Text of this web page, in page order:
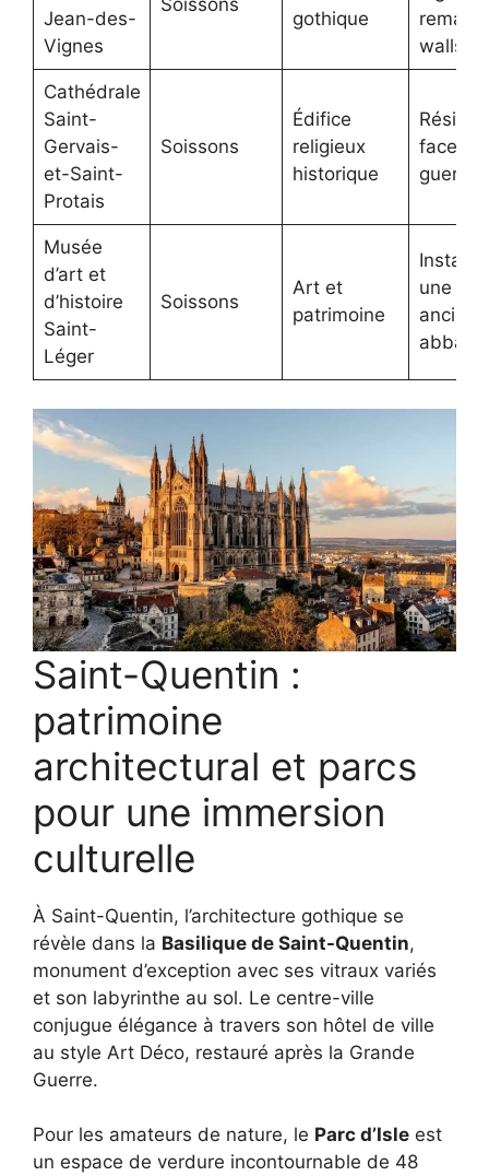
Jean-des-
Vignes
Soissons
gothique
walls
Cathédrale
Saint-
Gervais-
et-Saint-
Protais
Soissons
Édifice
religieux
historique
face à
guerre
Musée
d’art et
d’histoire
Saint-
Léger
Soissons
Art et
patrimoine
Installé
une
abbaye
Saint-Quentin :
patrimoine
architectural et parcs
pour une immersion
culturelle
À Saint-Quentin, l’architecture gothique se
révèle dans la Basilique de Saint-Quentin,
monument d’exception avec ses vitraux variés
et son labyrinthe au sol. Le centre-ville
conjugue élégance à travers son hôtel de ville
au style Art Déco, restauré après la Grande
Guerre.
Pour les amateurs de nature, le Parc d’Isle est
un espace de verdure incontournable de 48